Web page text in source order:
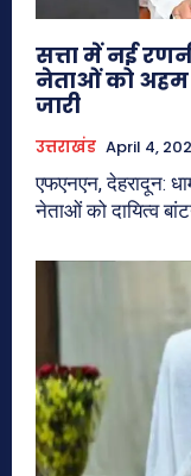
सत्ता में नई
नेताओं को अहम
जारी
उत्तराखंड April 4,
एफएनएन, देहरादून:
नेताओं को दायित्व